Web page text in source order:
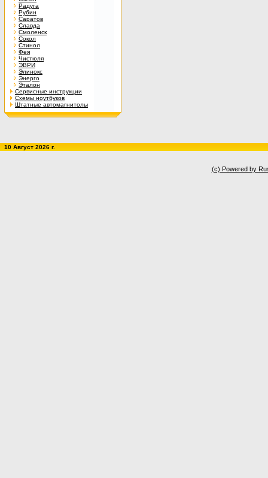
Радуга
Рубин
Саратов
Славда
Смоленск
Сокол
Стинол
Фея
Чистюля
ЭВРИ
Элинокс
Энерго
Эталон
Сервисные инструкции
Схемы ноутбуков
Штатные автомагнитолы
10 Август 2026 г.
(c) Powered by